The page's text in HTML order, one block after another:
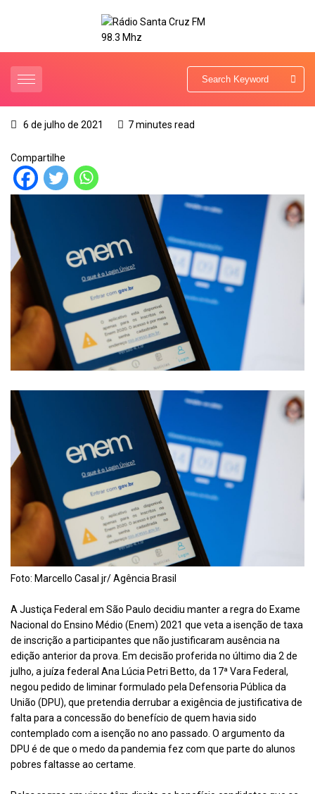
6 de julho de 2021 7 minutes read
Compartilhe
Foto: Marcello Casal jr/ Agência Brasil
A Justiça Federal em São Paulo decidiu manter a regra do Exame
Nacional do Ensino Médio (Enem) 2021 que veta a isenção de taxa
de inscrição a participantes que não justificaram ausência na
edição anterior da prova. Em decisão proferida no último dia 2 de
julho, a juíza federal Ana Lúcia Petri Betto, da 17ª Vara Federal,
negou pedido de liminar formulado pela Defensoria Pública da
União (DPU), que pretendia derrubar a exigência de justificativa de
falta para a concessão do benefício de quem havia sido
contemplado com a isenção no ano passado. O argumento da
DPU é de que o medo da pandemia fez com que parte do alunos
pobres faltasse ao certame.